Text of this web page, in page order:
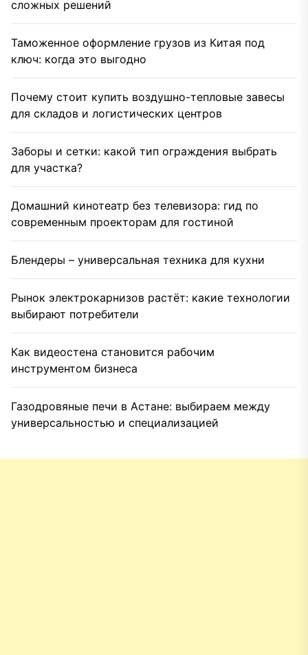
сложных решений
Таможенное оформление грузов из Китая под
ключ: когда это выгодно
Почему стоит купить воздушно-тепловые завесы
для складов и логистических центров
Заборы и сетки: какой тип ограждения выбрать
для участка?
Домашний кинотеатр без телевизора: гид по
современным проекторам для гостиной
Блендеры – универсальная техника для кухни
Рынок электрокарнизов растёт: какие технологии
выбирают потребители
Как видеостена становится рабочим
инструментом бизнеса
Газодровяные печи в Астане: выбираем между
универсальностью и специализацией